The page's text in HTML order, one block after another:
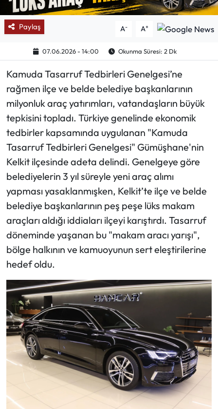
Paylaş A- A+
07.06.2026 - 14:00 Okunma Süresi: 2 Dk
Kamuda Tasarruf Tedbirleri Genelgesi’ne
rağmen ilçe ve belde belediye başkanlarının
milyonluk araç yatırımları, vatandaşların büyük
tepkisini topladı. Türkiye genelinde ekonomik
tedbirler kapsamında uygulanan "Kamuda
Tasarruf Tedbirleri Genelgesi" Gümüşhane'nin
Kelkit ilçesinde adeta delindi. Genelgeye göre
belediyelerin 3 yıl süreyle yeni araç alımı
yapması yasaklanmışken, Kelkit’te ilçe ve belde
belediye başkanlarının peş peşe lüks makam
araçları aldığı iddiaları ilçeyi karıştırdı. Tasarruf
döneminde yaşanan bu "makam aracı yarışı",
bölge halkının ve kamuoyunun sert eleştirilerine
hedef oldu.
Köşe Yazıları
Karikatür Galeri
BIK
ASTROLOJİ
Spor Yazıları
Mektup Galeri
Ekonomi
Turizm
Teknoloji